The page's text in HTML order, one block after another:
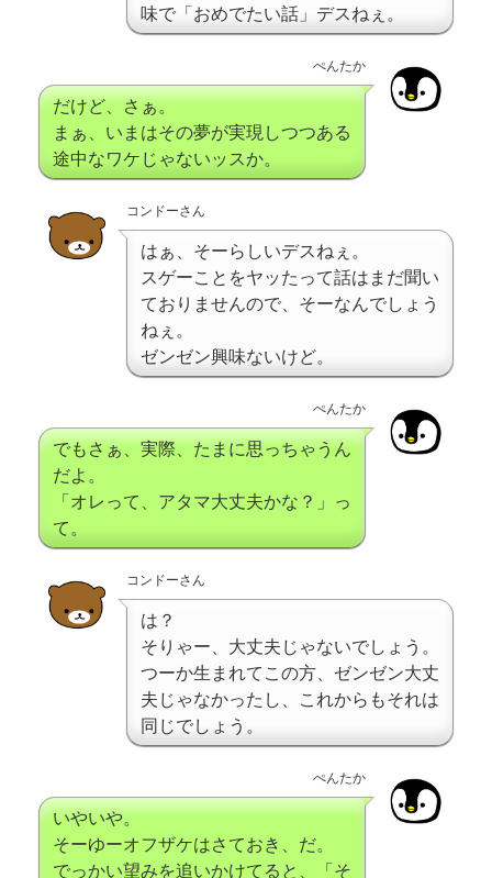
味で「おめでたい話」デスねぇ。
ぺんたか
だけど、さぁ。
まぁ、いまはその夢が実現しつつある
途中なワケじゃないッスか。
コンドーさん
はぁ、そーらしいデスねぇ。
スゲーことをヤッたって話はまだ聞い
ておりませんので、そーなんでしょう
ねぇ。
ゼンゼン興味ないけど。
ぺんたか
でもさぁ、実際、たまに思っちゃうん
だよ。
「オレって、アタマ大丈夫かな？」っ
て。
コンドーさん
は？
そりゃー、大丈夫じゃないでしょう。
つーか生まれてこの方、ゼンゼン大丈
夫じゃなかったし、これからもそれは
同じでしょう。
ぺんたか
いやいや。
そーゆーオフザケはさておき、だ。
でっかい望みを追いかけてると、「そ